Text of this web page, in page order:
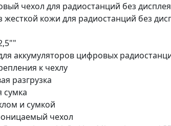
чехол для радиостанций без
жесткой кожи для радиостанций без
аккумуляторов цифровых
к чехлу
разгрузка
сумка
и сумкой
чехол